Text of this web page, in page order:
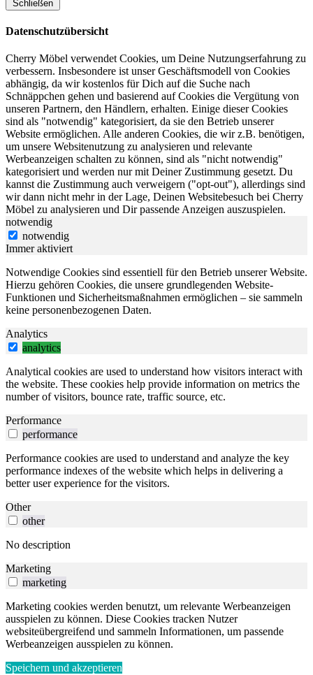
Schließen
Datenschutzübersicht
Cherry Möbel verwendet Cookies, um Deine Nutzungserfahrung zu
verbessern. Insbesondere ist unser Geschäftsmodell von Cookies
abhängig, da wir kostenlos für Dich auf die Suche nach
Schnäppchen gehen und basierend auf Cookies die Vergütung von
unseren Partnern, den Händlern, erhalten. Einige dieser Cookies
sind als "notwendig" kategorisiert, da sie den Betrieb unserer
Website ermöglichen. Alle anderen Cookies, die wir z.B. benötigen,
um unsere Websitenutzung zu analysieren und relevante
Werbeanzeigen schalten zu können, sind als "nicht notwendig"
kategorisiert und werden nur mit Deiner Zustimmung gesetzt. Du
kannst die Zustimmung auch verweigern ("opt-out"), allerdings sind
wir dann nicht mehr in der Lage, Deinen Websitebesuch bei Cherry
Möbel zu analysieren und Dir passende Anzeigen auszuspielen.
notwendig
notwendig
Immer aktiviert
Notwendige Cookies sind essentiell für den Betrieb unserer Website.
Hierzu gehören Cookies, die unsere grundlegenden Website-
Funktionen und Sicherheitsmaßnahmen ermöglichen – sie sammeln
keine personenbezogenen Daten.
Analytics
analytics
Analytical cookies are used to understand how visitors interact with
the website. These cookies help provide information on metrics the
number of visitors, bounce rate, traffic source, etc.
Performance
performance
Performance cookies are used to understand and analyze the key
performance indexes of the website which helps in delivering a
better user experience for the visitors.
Other
other
No description
Marketing
marketing
Marketing cookies werden benutzt, um relevante Werbeanzeigen
ausspielen zu können. Diese Cookies tracken Nutzer
websiteübergreifend und sammeln Informationen, um passende
Werbeanzeigen ausspielen zu können.
Speichern und akzeptieren